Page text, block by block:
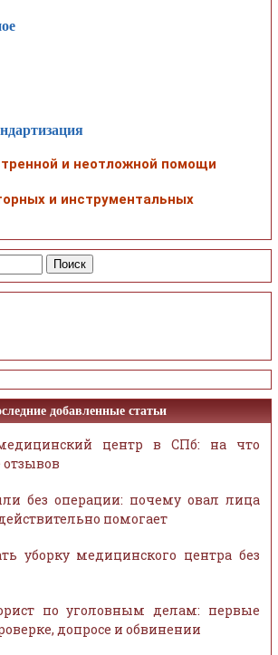
и неотложной помощи
и инструментальных
добавленные статьи
центр в СПб: на что
без операции: почему овал лица
помогает
уборку медицинского центра без
по уголовным делам: первые
допросе и обвинении